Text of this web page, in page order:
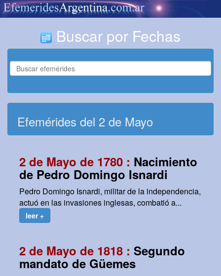
Buscar por Fechas
Efemérides del 2 de Mayo
2 de Mayo de 1780 : Nacimiento
de Pedro Domingo Isnardi
Pedro Domingo Isnardi, militar de la independencia,
actuó en las invasiones inglesas, combatió a...
leer +
2 de Mayo de 1818 : Segundo
mandato de Güemes